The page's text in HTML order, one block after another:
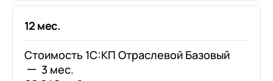
12 мес.
Стоимость 1С:КП Отраслевой Базовый
3 мес.